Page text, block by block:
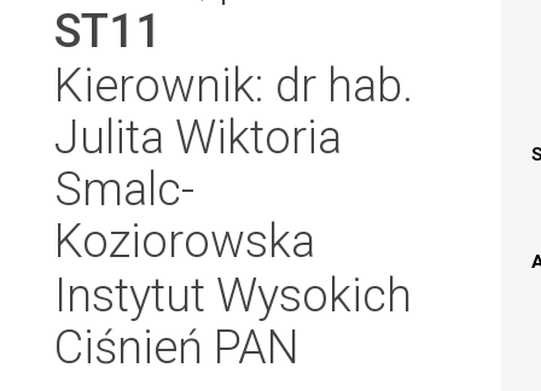
ST11
Kierownik: dr hab.
Julita Wiktoria
Smalc-
Koziorowska
Instytut Wysokich
Ciśnień PAN